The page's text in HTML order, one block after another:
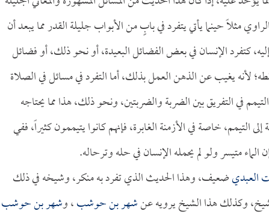
مثلاً حينما يأتي يتفرد في بابٍ من الأبواب جليلة القدر مما يبعد أن
كتفرد الإنسان في بعض الفضائل البعيدة، أو نحو ذلك، أو فضائل
لأنه يغيب عن الذهن العمل بذلك، أما التفرد في مسائل في الصلاة
في التفريق بين الضربة والضربتين، ونحو ذلك، هذا مما يحتاجه
التيمم، خاصة في الأزمنة الغابرة، فإنهم كانوا يتيممون كثيراً، ففي
متيسر ولو لم يحمله الإنسان في حله وترحاله.
العبديضعيف، وهذا الحديث الذي تفرد به منكر، وشيخه في ذلك
وكذلك هذا الشيخ يرويه عنشهر بن حوشب، وشهر بن حوشب